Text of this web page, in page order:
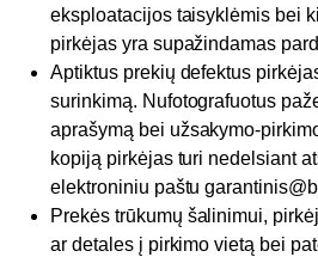
eksploatacijos taisyklėmis bei
pirkėjas yra supažindamas
Aptiktus prekių defektus
surinkimą. Nufotografuotus
aprašymą bei užsakymo-
kopiją pirkėjas turi nedelsiant
elektroniniu paštu
Prekės trūkumų šalinimui,
ar detales į pirkimo vietą bei